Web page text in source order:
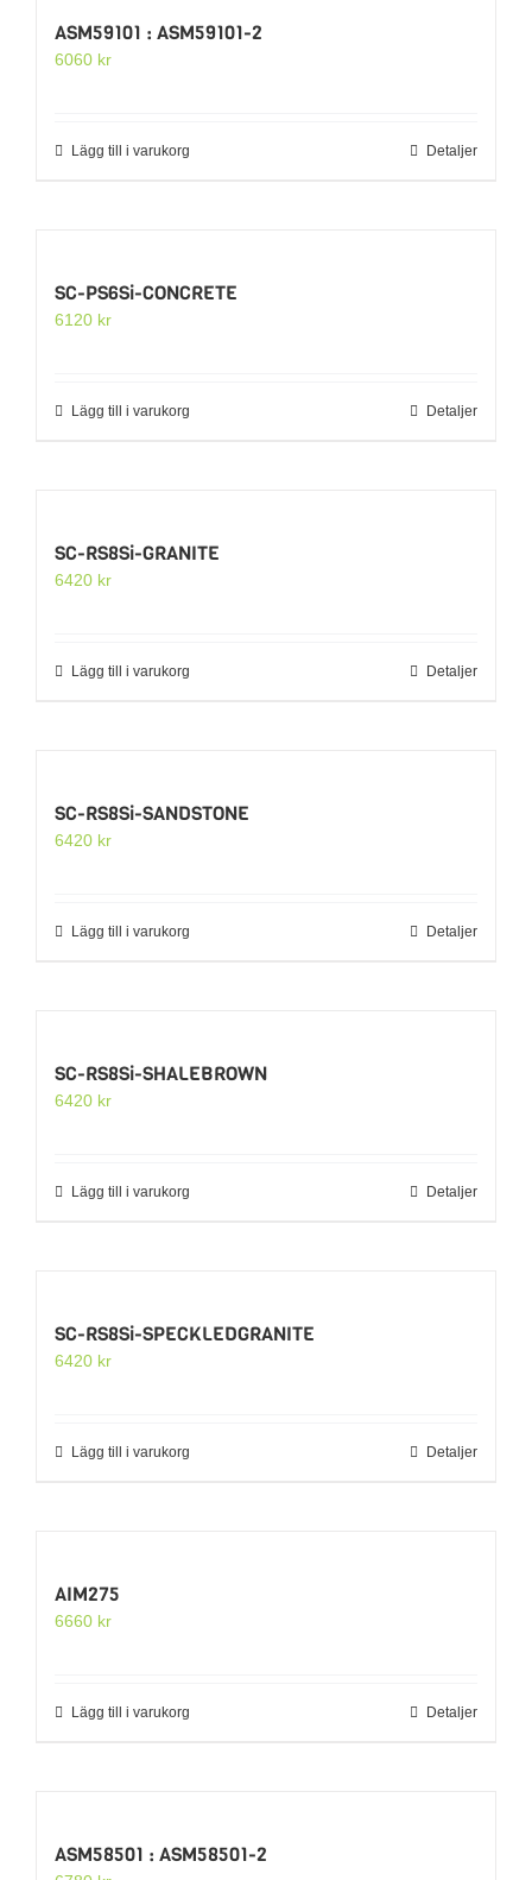
ASM59101 : ASM59101-2
6060 kr
Lägg till i varukorg Detaljer
SC-PS6Si-CONCRETE
6120 kr
Lägg till i varukorg Detaljer
SC-RS8Si-GRANITE
6420 kr
Lägg till i varukorg Detaljer
SC-RS8Si-SANDSTONE
6420 kr
Lägg till i varukorg Detaljer
SC-RS8Si-SHALEBROWN
6420 kr
Lägg till i varukorg Detaljer
SC-RS8Si-SPECKLEDGRANITE
6420 kr
Lägg till i varukorg Detaljer
AIM275
6660 kr
Lägg till i varukorg Detaljer
ASM58501 : ASM58501-2